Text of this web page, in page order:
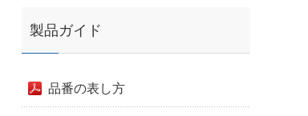
製品ガイド
品番の表し方